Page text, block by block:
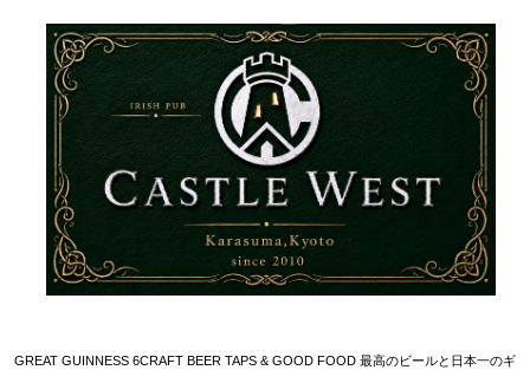
GREAT GUINNESS 6CRAFT BEER TAPS & GOOD FOOD 最高のビールと日本一のギ